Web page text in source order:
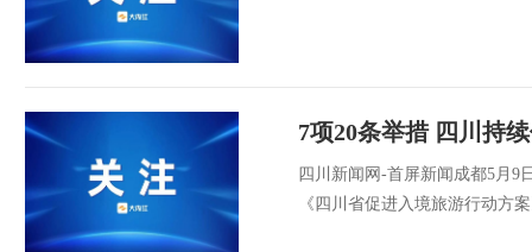
7项20条举措 四川持
四川新闻网-首屏新闻成都5月9
《四川省促进入境旅游行动方